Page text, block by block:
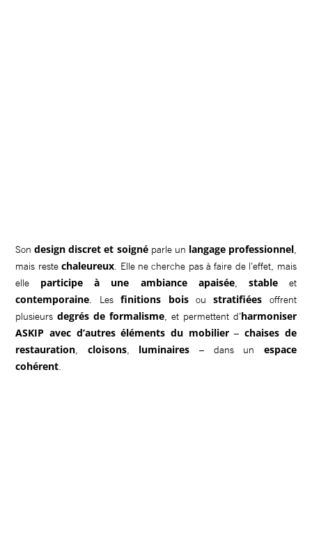
Sondesign discret et soignéparle un langage professionnel,
mais restechaleureux. Elle ne cherche pas à faire de l’effet, mais
elle participe à une ambiance apaisée, stableet
contemporaine. Lesfinitions boisoustratifiées offrent
plusieursdegrés de formalisme, et permettent d’harmoniser
ASKIP avec d’autres éléments du mobilier– chaises de
restauration, cloisons, luminaires – dans un espace
cohérent.